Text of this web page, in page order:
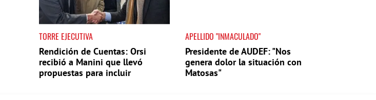
TORRE EJECUTIVA
Rendición de Cuentas: Orsi
recibió a Manini que llevó
propuestas para incluir
APELLIDO "INMACULADO"
Presidente de AUDEF: "Nos
genera dolor la situación con
Matosas"